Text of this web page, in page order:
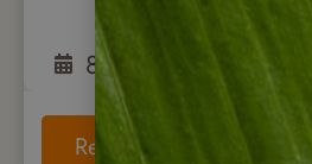
8Tage
Reise anschauen